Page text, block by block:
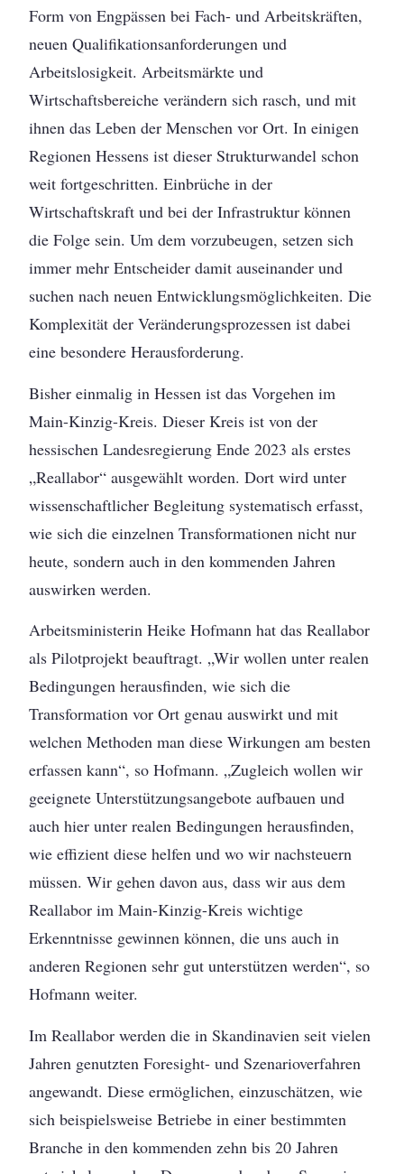
Form von Engpässen bei Fach- und Arbeitskräften,
neuen Qualifikationsanforderungen und
Arbeitslosigkeit. Arbeitsmärkte und
Wirtschaftsbereiche verändern sich rasch, und mit
ihnen das Leben der Menschen vor Ort. In einigen
Regionen Hessens ist dieser Strukturwandel schon
weit fortgeschritten. Einbrüche in der
Wirtschaftskraft und bei der Infrastruktur können
die Folge sein. Um dem vorzubeugen, setzen sich
immer mehr Entscheider damit auseinander und
suchen nach neuen Entwicklungsmöglichkeiten. Die
Komplexität der Veränderungsprozessen ist dabei
eine besondere Herausforderung.
Bisher einmalig in Hessen ist das Vorgehen im
Main-Kinzig-Kreis. Dieser Kreis ist von der
hessischen Landesregierung Ende 2023 als erstes
„Reallabor“ ausgewählt worden. Dort wird unter
wissenschaftlicher Begleitung systematisch erfasst,
wie sich die einzelnen Transformationen nicht nur
heute, sondern auch in den kommenden Jahren
auswirken werden.
Arbeitsministerin Heike Hofmann hat das Reallabor
als Pilotprojekt beauftragt. „Wir wollen unter realen
Bedingungen herausfinden, wie sich die
Transformation vor Ort genau auswirkt und mit
welchen Methoden man diese Wirkungen am besten
erfassen kann“, so Hofmann. „Zugleich wollen wir
geeignete Unterstützungsangebote aufbauen und
auch hier unter realen Bedingungen herausfinden,
wie effizient diese helfen und wo wir nachsteuern
müssen. Wir gehen davon aus, dass wir aus dem
Reallabor im Main-Kinzig-Kreis wichtige
Erkenntnisse gewinnen können, die uns auch in
anderen Regionen sehr gut unterstützen werden“, so
Hofmann weiter.
Im Reallabor werden die in Skandinavien seit vielen
Jahren genutzten Foresight- und Szenarioverfahren
angewandt. Diese ermöglichen, einzuschätzen, wie
sich beispielsweise Betriebe in einer bestimmten
Branche in den kommenden zehn bis 20 Jahren